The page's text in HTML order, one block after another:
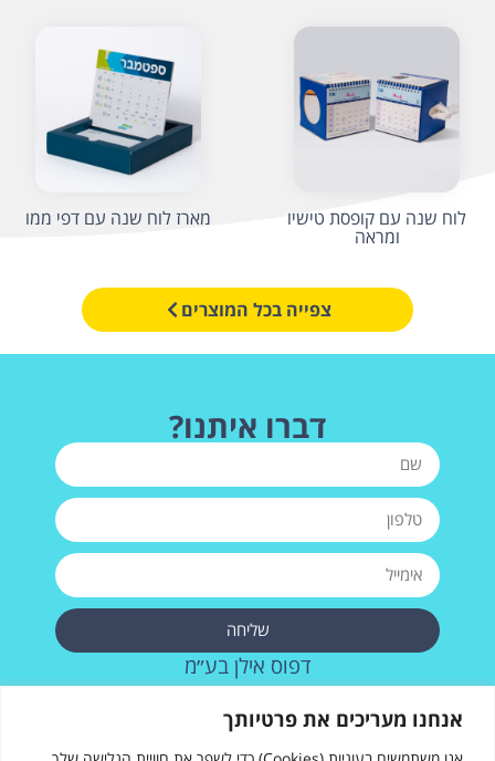
אנחנו מעריכים את פרטיותך
לוח שנה עם קופסת טישיו
ומראה
מארז לוח שנה עם דפי ממו
צפייה בכל המוצרים
דברו איתנו?
שליחה
דפוס אילן בע״מ
רחוב העבודה 28, אשדוד
073-2572715